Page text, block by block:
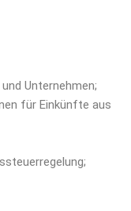
Unternehmen;
für Einkünfte aus